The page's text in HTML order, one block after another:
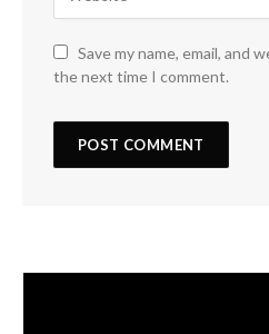
Save my name, email, and
the next time I comment.